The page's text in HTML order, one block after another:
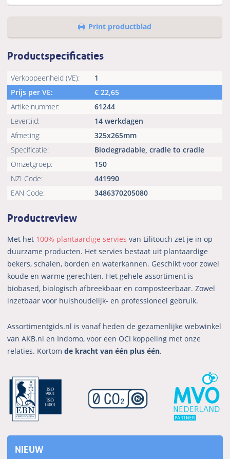
Print productblad
Productspecificaties
Verkoopeenheid (VE):
1
Prijs per VE:
€22,65
Artikelnummer:
61244
Levertijd:
14 werkdagen
Afmeting:
325x265mm
Specificatie:
Biodegradable, cradle to cradle
Omzetgroep:
150
NZI Code:
441990
EAN Code:
3486370205080
Productreview
Met het 100% plantaardige servies van Lilitouch zet je in op
duurzame producten. Het servies bestaat uit plantaardige
bekers, schalen, borden en waterkannen. Geschikt voor zowel
koude en warme gerechten. Het gehele assortiment is
biobased, biologisch afbreekbaar en composteerbaar. Zowel
inzetbaar voor huishoudelijk- en professioneel gebruik.
Assortimentgids.nl is vanaf heden de gezamenlijke webwinkel
van AKB.nl en Indomo, voor een OCI koppeling met onze
relaties. Kortomde kracht van één plus één.
NIEUW